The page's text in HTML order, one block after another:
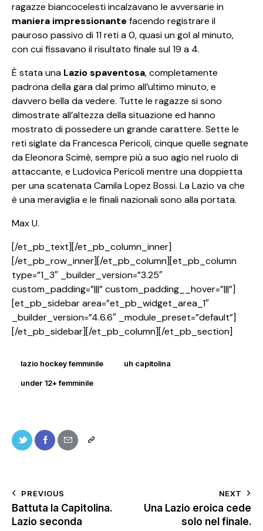
ragazze biancocelesti incalzavano le avversarie in
maniera impressionante facendo registrare il
pauroso passivo di 11 reti a 0, quasi un gol al minuto,
con cui fissavano il risultato finale sul 19 a 4.
È stata una Lazio spaventosa, completamente
padrona della gara dal primo all’ultimo minuto, e
davvero bella da vedere. Tutte le ragazze si sono
dimostrate all’altezza della situazione ed hanno
mostrato di possedere un grande carattere. Sette le
reti siglate da Francesca Pericoli, cinque quelle segnate
da Eleonora Scimè, sempre più a suo agio nel ruolo di
attaccante, e Ludovica Pericoli mentre una doppietta
per una scatenata Camila Lopez Bossi. La Lazio va che
è una meraviglia e le finali nazionali sono alla portata.
Max U.
[/et_pb_text][/et_pb_column_inner]
[/et_pb_row_inner][/et_pb_column][et_pb_column
type=”1_3″ _builder_version=”3.25″
custom_padding=”|||” custom_padding__hover=”|||”]
[et_pb_sidebar area=”et_pb_widget_area_1″
_builder_version=”4.6.6″ _module_preset=”default”]
[/et_pb_sidebar][/et_pb_column][/et_pb_section]
lazio hockey femminile uh capitolina
under 12+ femminile
PREVIOUS
Battuta la Capitolina.
Lazio seconda
NEXT
Una Lazio eroica cede
solo nel finale.